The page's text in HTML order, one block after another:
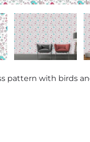
pattern with birds